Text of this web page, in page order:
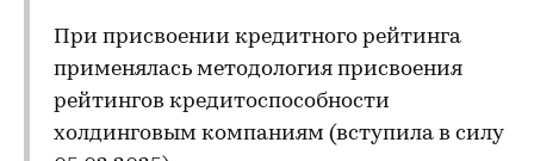
При присвоении кредитного рейтинга
применялась методология присвоения
рейтингов кредитоспособности
холдинговым компаниям (вступила в силу